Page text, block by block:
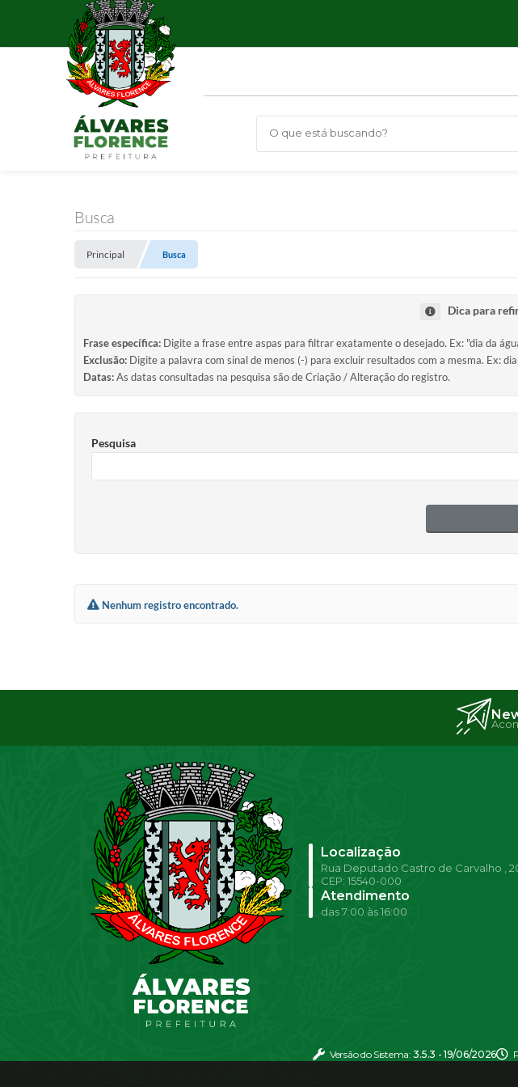
Busca
Principal Busca
Dica para
Frase específica: Digite a frase entre aspas para filtrar exatamente o desejado. Ex: "dia da
Exclusão: Digite a palavra com sinal de menos (-) para excluir resultados com a mesma. Ex:
Datas:As datas consultadas na pesquisa são de Criação / Alteração do registro.
Pesquisa
Nenhum registro encontrado.
Localização
Rua Deputado Castro de Carvalho ,
CEP: 15540-000
Atendimento
das 7:00 às 16:00
Versão do Sistema:3.5.3 - 19/06/2026